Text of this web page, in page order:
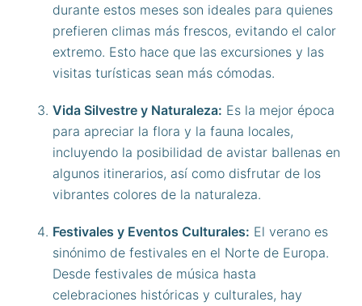
durante estos meses son ideales para quienes
prefieren climas más frescos, evitando el calor
extremo. Esto hace que las excursiones y las
visitas turísticas sean más cómodas.
Vida Silvestre y Naturaleza: Es la mejor época
para apreciar la flora y la fauna locales,
incluyendo la posibilidad de avistar ballenas en
algunos itinerarios, así como disfrutar de los
vibrantes colores de la naturaleza.
Festivales y Eventos Culturales: El verano es
sinónimo de festivales en el Norte de Europa.
Desde festivales de música hasta
celebraciones históricas y culturales, hay